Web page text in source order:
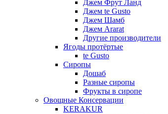
Джем Фрут Ланд
Джем te Gusto
Джем Шамб
Джем Ararat
Другие производители
Ягоды протёртые
te Gusto
Сиропы
Дошаб
Разные сиропы
Фрукты в сиропе
Овощные Консервации
KERAKUR